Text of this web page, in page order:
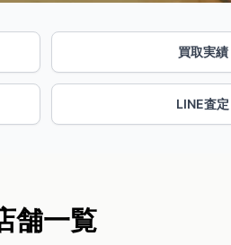
買取実績
LINE査定
舗一覧